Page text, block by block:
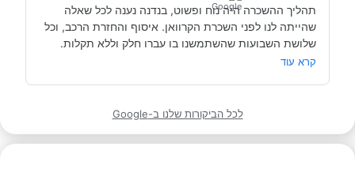
תודה אבי!
מאוד מומלץ לכל מי שרוצה לעשות חופשה בקרוואן.
קרא עוד
לכל הביקורות שלנו ב-Google